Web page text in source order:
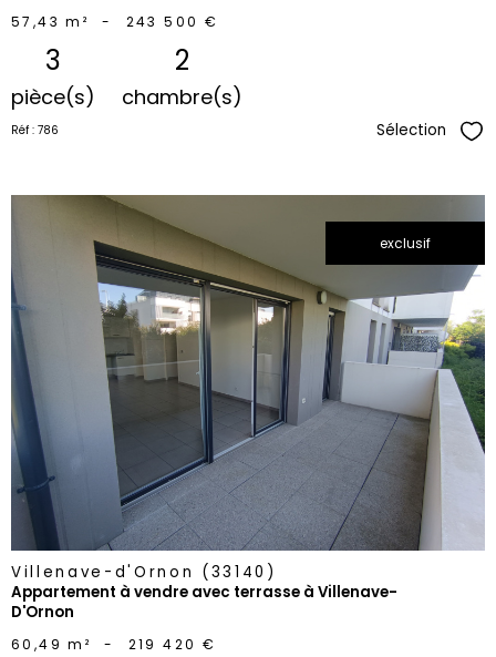
57,43 m² - 243 500 €
3
pièce(s)
2
chambre(s)
Réf : 786 Sélection
exclusif
voir le
bien
Villenave-d'Ornon (33140)
Appartement à vendre avec terrasse à Villenave-
D'Ornon
60,49 m² - 219 420 €